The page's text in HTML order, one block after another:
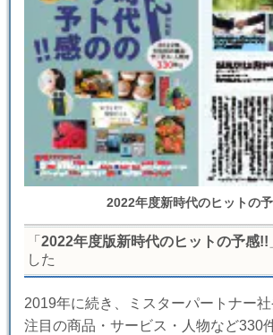
2022年度新時代のヒットの
「 2022年度版新時代のヒットの予感!!
した
2019年に続き、ミスターパートナー
注目の商品・サービス・人物など330